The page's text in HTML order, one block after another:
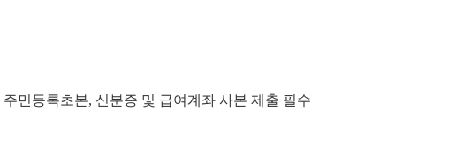
주민등록초본, 신분증 및 급여계좌 사본 제출 필수